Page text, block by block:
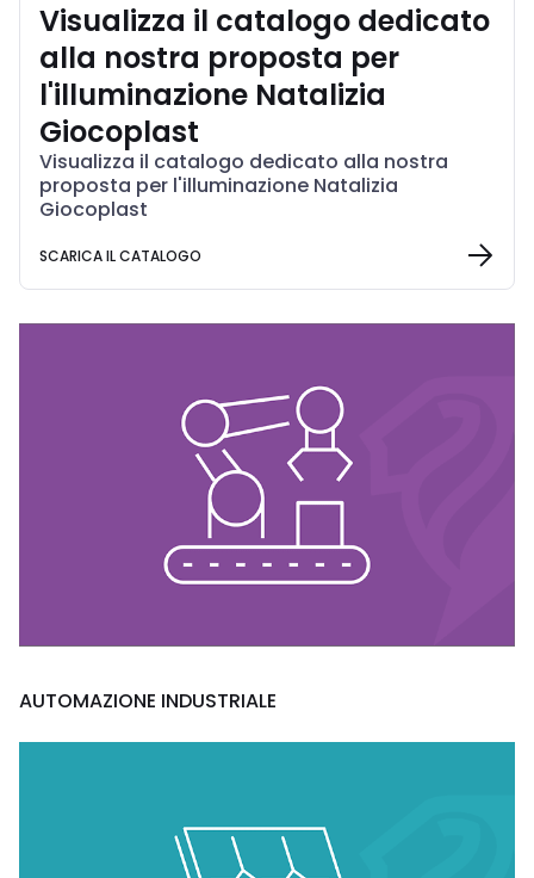
Visualizza il catalogo dedicato
alla nostra proposta per
l'illuminazione Natalizia
Giocoplast
Visualizza il catalogo dedicato alla nostra
proposta per l'illuminazione Natalizia
Giocoplast
SCARICA IL CATALOGO
AUTOMAZIONE INDUSTRIALE